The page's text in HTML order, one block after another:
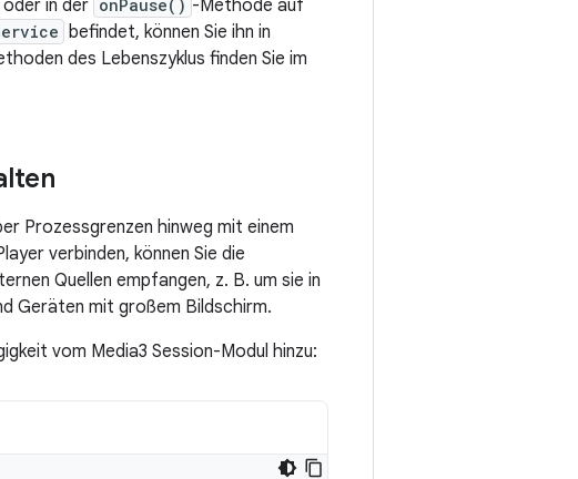
in der onPause() -Methode auf
befindet, können Sie ihn in
des Lebenszyklus finden Sie im
Prozessgrenzen hinweg mit einem
verbinden, können Sie die
Quellen empfangen, z. B. um sie in
Geräten mit großem Bildschirm.
vom Media3 Session-Modul hinzu: